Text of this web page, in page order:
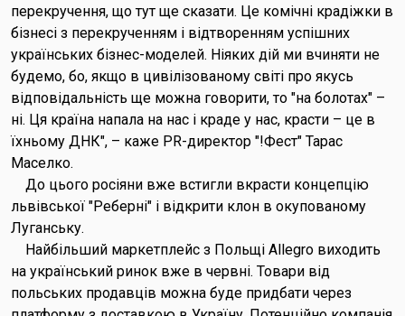
перекручення, що тут ще сказати. Це комічні крадіжки в
бізнесі з перекрученням і відтворенням успішних
українських бізнес-моделей. Ніяких дій ми вчиняти не
будемо, бо, якщо в цивілізованому світі про якусь
відповідальність ще можна говорити, то "на болотах" –
ні. Ця країна напала на нас і краде у нас, красти – це в
їхньому ДНК", – каже PR-директор "!Фест" Тарас
Маселко.
До цього росіяни вже встигли вкрасти концепцію
львівської "Реберні" і відкрити клон в окупованому
Луганську.
Найбільший маркетплейс з Польщі Allegro виходить
на український ринок вже в червні. Товари від
польських продавців можна буде придбати через